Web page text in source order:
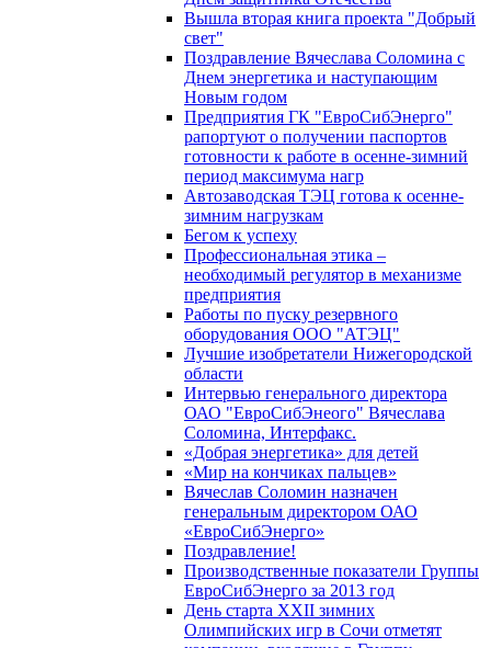
Вышла вторая книга проекта "Добрый
свет"
Поздравление Вячеслава Соломина с
Днем энергетика и наступающим
Новым годом
Предприятия ГК "ЕвроСибЭнерго"
рапортуют о получении паспортов
готовности к работе в осенне-зимний
период максимума нагр
Автозаводская ТЭЦ готова к осенне-
зимним нагрузкам
Бегом к успеху
Профессиональная этика –
необходимый регулятор в механизме
предприятия
Работы по пуску резервного
оборудования ООО "АТЭЦ"
Лучшие изобретатели Нижегородской
области
Интервью генерального директора
ОАО "ЕвроСибЭнеого" Вячеслава
Соломина, Интерфакс.
«Добрая энергетика» для детей
«Мир на кончиках пальцев»
Вячеслав Соломин назначен
генеральным директором ОАО
«ЕвроСибЭнерго»
Поздравление!
Производственные показатели Группы
ЕвроСибЭнерго за 2013 год
День старта XXII зимних
Олимпийских игр в Сочи отметят